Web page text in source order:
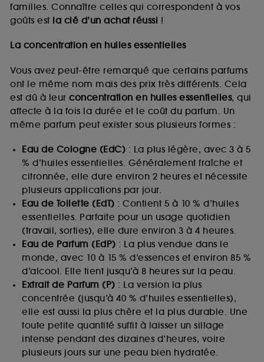
familles. Connaître celles qui correspondent à vos
goûts est la clé d’un achat réussi !
La concentration en huiles essentielles
Vous avez peut-être remarqué que certains parfums
ont le même nom mais des prix très différents. Cela
est dû à leur concentration en huiles essentielles, qui
affecte à la fois la durée et le coût du parfum. Un
même parfum peut exister sous plusieurs formes :
Eau de Cologne (EdC) : La plus légère, avec 3 à 5
% d’huiles essentielles. Généralement fraîche et
citronnée, elle dure environ 2 heures et nécessite
plusieurs applications par jour.
Eau de Toilette (EdT) : Contient 5 à 10 % d’huiles
essentielles. Parfaite pour un usage quotidien
(travail, sorties), elle dure environ 3 à 4 heures.
Eau de Parfum (EdP) : La plus vendue dans le
monde, avec 10 à 15 % d’essences et environ 85 %
d’alcool. Elle tient jusqu’à 8 heures sur la peau.
Extrait de Parfum (P) : La version la plus
concentrée (jusqu’à 40 % d’huiles essentielles),
elle est aussi la plus chère et la plus durable. Une
toute petite quantité suffit à laisser un sillage
intense pendant des dizaines d’heures, voire
plusieurs jours sur une peau bien hydratée.